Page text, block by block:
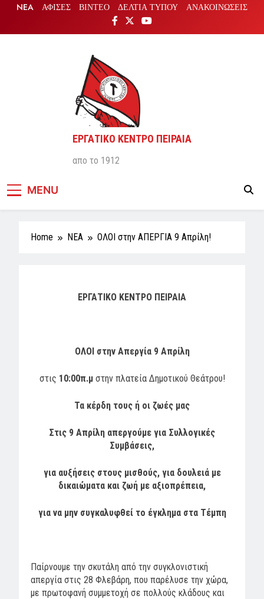
content
NEA ΑΦΙΣΕΣ ΒΙΝΤΕΟ ΔΕΛΤΙΑ ΤΥΠΟΥ ΑΝΑΚΟΙΝΩΣΕΙΣ
ΕΡΓΑΤΙΚΟ ΚΕΝΤΡΟ ΠΕΙΡΑΙΑ
απο το 1912
MENU
Home NEA ΟΛΟΙ στην ΑΠΕΡΓΙΑ 9 Απρίλη!
ΕΡΓΑΤΙΚΟ ΚΕΝΤΡΟ ΠΕΙΡΑΙΑ
ΟΛΟΙ στην Απεργία 9 Απρίλη
στις 10:00π.μστην πλατεία Δημοτικού Θεάτρου!
Τα κέρδη τους ή οι ζωές μας
Στις 9 Απρίλη απεργούμε για Συλλογικές
Συμβάσεις,
για αυξήσεις στους μισθούς, για δουλειά με
δικαιώματα και ζωή με αξιοπρέπεια,
για να μην συγκαλυφθεί το έγκλημα στα Τέμπη
Παίρνουμε την σκυτάλη από την συγκλονιστική
απεργία στις 28 Φλεβάρη, που παρέλυσε την χώρα,
με πρωτοφανή συμμετοχή σε πολλούς κλάδους και